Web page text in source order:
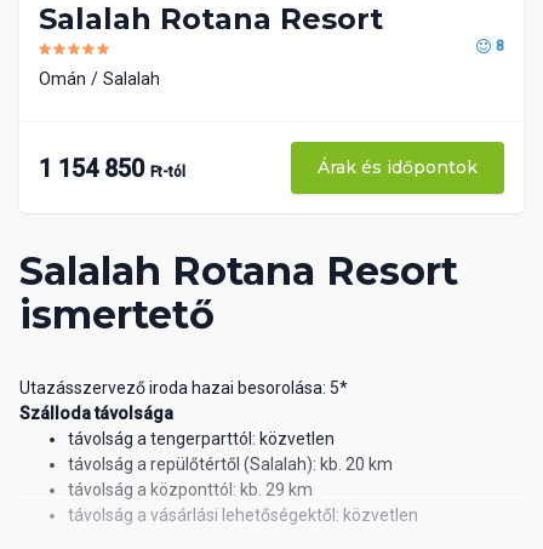
Salalah Rotana Resort
ismertető
Utazásszervező iroda hazai besorolása: 5*
Szálloda távolsága
távolság a tengerparttól: közvetlen
távolság a repülőtértől (Salalah): kb. 20 km
távolság a központtól: kb. 29 km
távolság a vásárlási lehetőségektől: közvetlen
Salalah Rotana Resort
8
Omán Salalah
1 154 850 Ft-tól Árak és időpontok